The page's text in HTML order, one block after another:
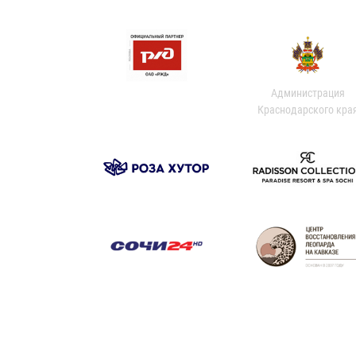
Администрация
Краснодарского